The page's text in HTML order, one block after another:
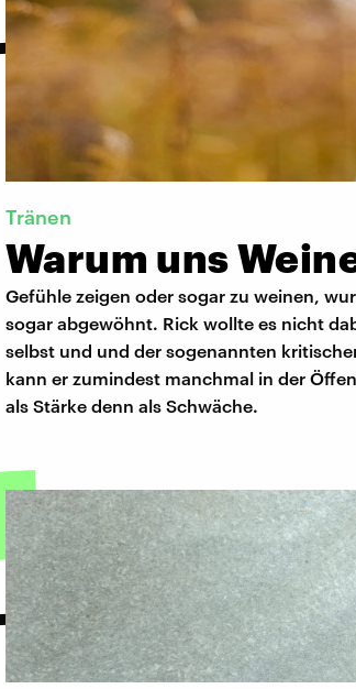
Tränen
Warum uns
Gefühle zeigen oder sogar zu weinen,
sogar abgewöhnt. Rick wollte es nicht
selbst und und der sogenannten
kann er zumindest manchmal in der
als Stärke denn als Schwäche.